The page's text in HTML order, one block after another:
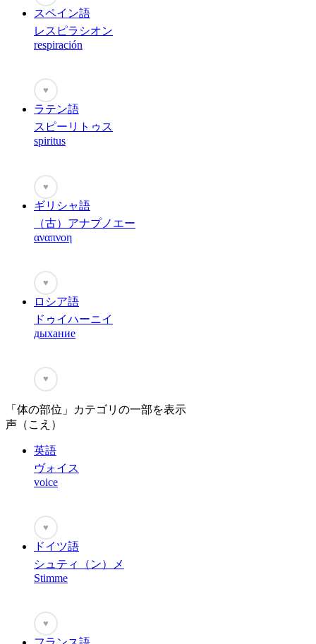
スペイン語
レスピラシオン
respiración
♥
ラテン語
スピーリトゥス
spiritus
♥
ギリシャ語
（古）アナプノエー
αναπνοη
♥
ロシア語
ドゥイハーニイ
дыхание
♥
「体の部位」カテゴリの一部を表示
声（こえ）
英語
ヴォイス
voice
♥
ドイツ語
シュティ（ン）メ
Stimme
♥